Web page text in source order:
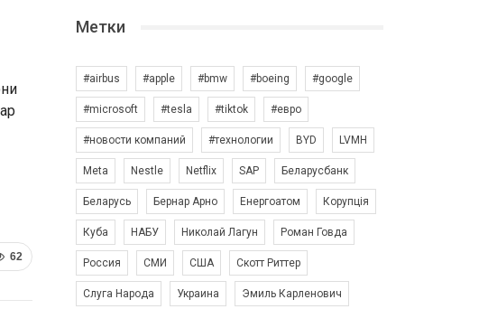
62
Метки
#airbus #apple #bmw #boeing #google
#microsoft #tesla #tiktok #евро
#новости компаний #технологии BYD LVMH
Meta Nestle Netflix SAP Беларусбанк
Беларусь Бернар Арно Енергоатом Корупція
Куба НАБУ Николай Лагун Роман Говда
Россия СМИ США Скотт Риттер
Слуга Народа Украина Эмиль Карленович